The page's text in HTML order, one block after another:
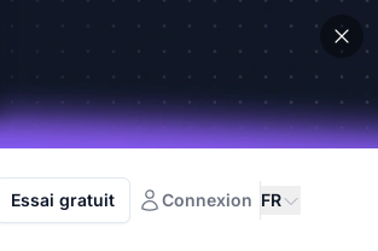
Essai gratuit Connexion FR